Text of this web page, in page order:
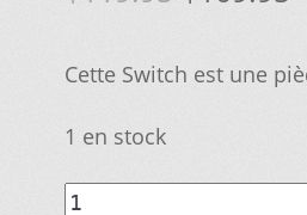
initial
$119.95.
Cette Switch est une
1 en stock
quantité